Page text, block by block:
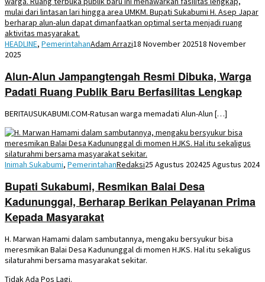
HEADLINE, PemerintahanAdam Arrazi18 November 202518 November
2025
Alun-Alun Jampangtengah Resmi Dibuka, Warga
Padati Ruang Publik Baru Berfasilitas Lengkap
BERITAUSUKABUMI.COM-Ratusan warga memadati Alun-Alun […]
Inimah Sukabumi, PemerintahanRedaksi25 Agustus 202425 Agustus 2024
Bupati Sukabumi, Resmikan Balai Desa
Kadununggal, Berharap Berikan Pelayanan Prima
Kepada Masyarakat
H. Marwan Hamami dalam sambutannya, mengaku bersyukur bisa
meresmikan Balai Desa Kadununggal di momen HJKS. Hal itu sekaligus
silaturahmi bersama masyarakat sekitar.
Tidak Ada Pos Lagi.